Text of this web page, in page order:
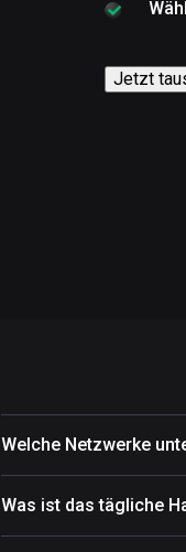
Jetzt
Welche Netzwerke
Was ist das tägliche